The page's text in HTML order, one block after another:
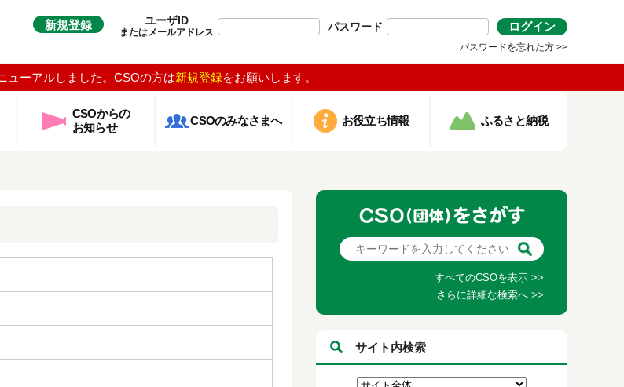
新規登録 ユーザID
またはメールアドレス パスワード ログイン
パスワードを忘れた方 >>
ューアルしました。CSOの方は新規登録をお願いします。
CSOからの
お知らせ
CSOのみなさまへ お役立ち情報 ふるさと納税
すべてのCSOを表示 >>
さらに詳細な検索へ >>
サイト内検索